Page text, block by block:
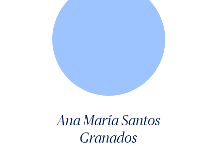
Ana María Santos
Granados